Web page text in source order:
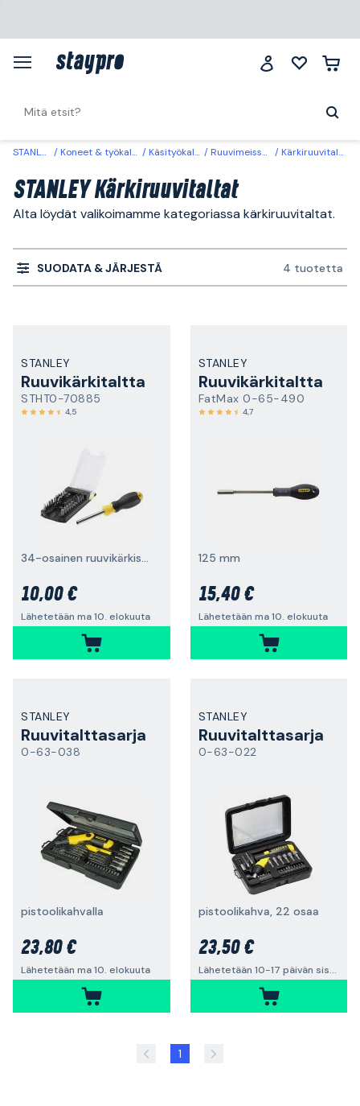
STANLEY Koneet & työkalut Käsityökalut Ruuvimeisselit Kärkiruuvitaltat
STANLEY Kärkiruuvitaltat
Alta löydät valikoimamme kategoriassa kärkiruuvitaltat.
SUODATA & JÄRJESTÄ 4 tuotetta
STANLEY
Ruuvikärkitaltta
STHT0-70885
4,5
34-osainen ruuvikärkisarja
10,00 €
Lähetetään ma 10. elokuuta
STANLEY
Ruuvikärkitaltta
FatMax 0-65-490
4,7
125 mm
15,40 €
Lähetetään ma 10. elokuuta
STANLEY
Ruuvitalttasarja
0-63-038
pistoolikahvalla
23,80 €
Lähetetään ma 10. elokuuta
STANLEY
Ruuvitalttasarja
0-63-022
pistoolikahva, 22 osaa
23,50 €
Lähetetään 10-17 päivän sisällä
1